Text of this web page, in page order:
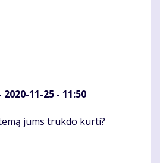
2020-11-25 - 11:50
jums trukdo kurti?